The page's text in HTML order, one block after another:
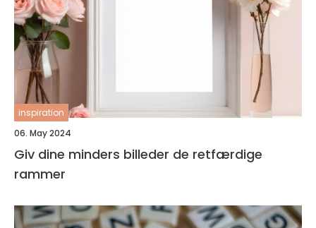
inspiration
06. May 2024
Giv dine minders billeder de retfærdige
rammer